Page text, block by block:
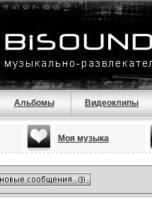
Альбомы Видеоклипы
Моя музыка